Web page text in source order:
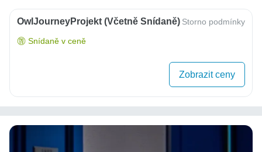
OwlJourneyProjekt (včetně Snídaně) Storno podmínky
Snídaně v ceně
Zobrazit ceny